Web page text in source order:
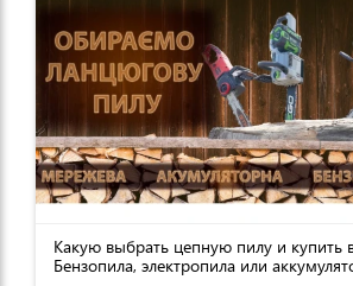
Какую выбрать цепную пилу и купить
Бензопила, электропила или